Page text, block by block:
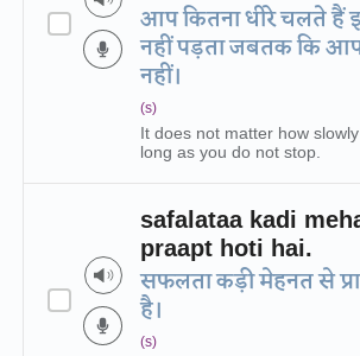
आप कितना धीरे चलते हैं
नहीं पड़ता जबतक कि
नहीं।
(s)
It does not matter how
long as you do not stop.
safalataa kadi
praapt hoti hai.
सफलता कड़ी मेहनत से
है।
(s)